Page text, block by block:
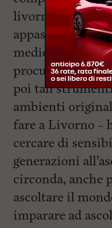
livornese
appassionato di
medievale che
procurandosi
poi tali
ambienti
fare a Livorno –
cercare di
generazioni
circonda, anche
ascoltare il
imparare ad